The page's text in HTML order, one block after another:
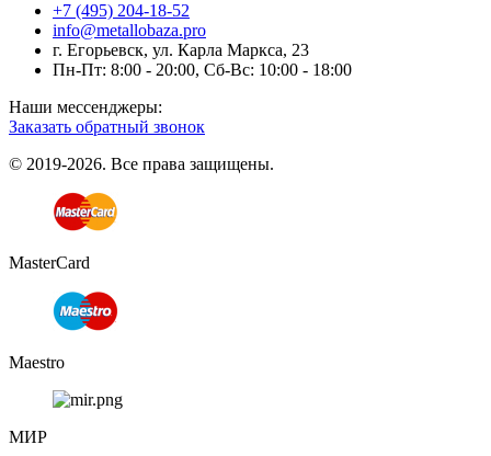
+7 (495) 204-18-52
info@metallobaza.pro
г. Егорьевск, ул. Карла Маркса, 23
Пн-Пт: 8:00 - 20:00, Сб-Вс: 10:00 - 18:00
Наши мессенджеры:
Заказать обратный звонок
© 2019-2026. Все права защищены.
MasterCard
Maestro
МИР